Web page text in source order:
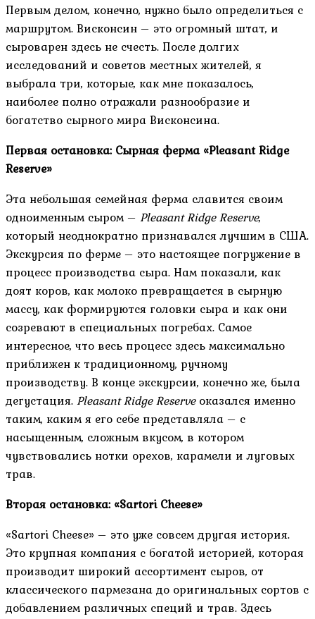
Первым делом, конечно, нужно было определиться с
маршрутом. Висконсин – это огромный штат, и
сыроварен здесь не счесть. После долгих
исследований и советов местных жителей, я
выбрала три, которые, как мне показалось,
наиболее полно отражали разнообразие и
богатство сырного мира Висконсина.
Первая остановка: Сырная ферма «Pleasant Ridge
Reserve»
Эта небольшая семейная ферма славится своим
одноименным сыром – Pleasant Ridge Reserve,
который неоднократно признавался лучшим в США.
Экскурсия по ферме – это настоящее погружение в
процесс производства сыра. Нам показали, как
доят коров, как молоко превращается в сырную
массу, как формируются головки сыра и как они
созревают в специальных погребах. Самое
интересное, что весь процесс здесь максимально
приближен к традиционному, ручному
производству. В конце экскурсии, конечно же, была
дегустация.Pleasant Ridge Reserveоказался именно
таким, каким я его себе представляла – с
насыщенным, сложным вкусом, в котором
чувствовались нотки орехов, карамели и луговых
трав.
Вторая остановка: «Sartori Cheese»
«Sartori Cheese» – это уже совсем другая история.
Это крупная компания с богатой историей, которая
производит широкий ассортимент сыров, от
классического пармезана до оригинальных сортов с
добавлением различных специй и трав. Здесь